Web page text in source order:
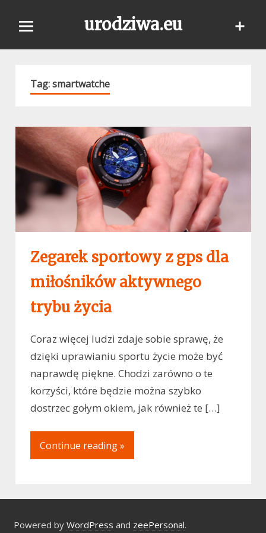
urodziwa.eu
Tag:smartwatche
Zegarek sportowy z gps dla
miłośników aktywnego
trybu życia
Coraz więcej ludzi zdaje sobie sprawę, że
dzięki uprawianiu sportu życie może być
naprawdę piękne. Chodzi zarówno o te
korzyści, które będzie można szybko
dostrzec gołym okiem, jak również te […]
Continue reading »
Powered by WordPress and zeePersonal.